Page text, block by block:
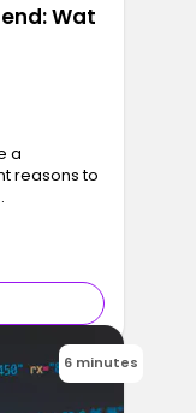
Wat
a
reasons to
6 minutes